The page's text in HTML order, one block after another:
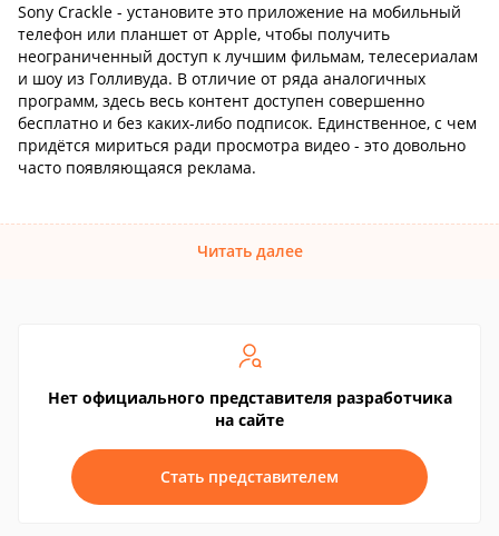
Sony Crackle - установите это приложение на мобильный
телефон или планшет от Apple, чтобы получить
неограниченный доступ к лучшим фильмам, телесериалам
и шоу из Голливуда. В отличие от ряда аналогичных
программ, здесь весь контент доступен совершенно
бесплатно и без каких-либо подписок. Единственное, с чем
придётся мириться ради просмотра видео - это довольно
часто появляющаяся реклама.
Читать далее
Нет официального представителя разработчика
на сайте
Стать представителем